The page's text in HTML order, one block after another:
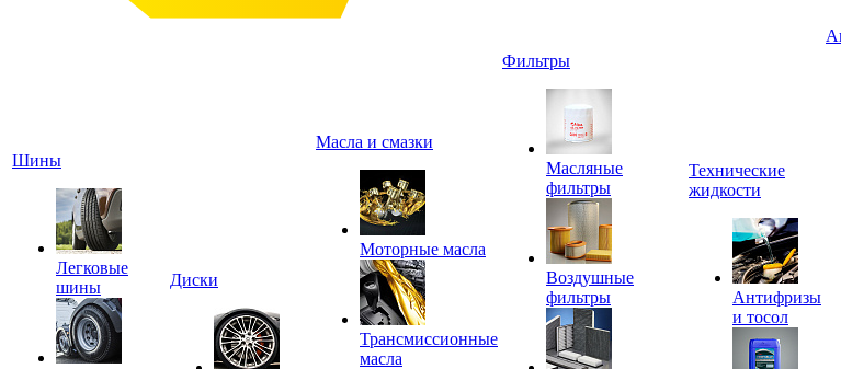
Шины
Легковые
шины
Диски
Масла и смазки
Моторные масла
Трансмиссионные
масла
Фильтры
Масляные
фильтры
Воздушные
фильтры
Технические
жидкости
Антифризы
и тосол